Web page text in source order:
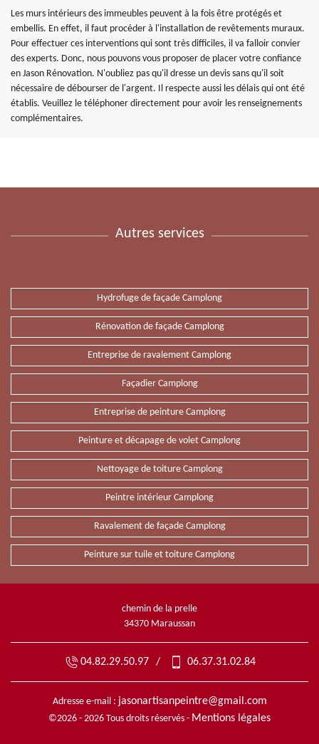
Les murs intérieurs des immeubles peuvent à la fois être protégés et
embellis. En effet, il faut procéder à l'installation de revêtements muraux.
Pour effectuer ces interventions qui sont très difficiles, il va falloir convier
des experts. Donc, nous pouvons vous proposer de placer votre confiance
en Jason Rénovation. N'oubliez pas qu'il dresse un devis sans qu'il soit
nécessaire de débourser de l'argent. Il respecte aussi les délais qui ont été
établis. Veuillez le téléphoner directement pour avoir les renseignements
complémentaires.
Autres services
Hydrofuge de façade Camplong
Rénovation de façade Camplong
Entreprise de ravalement Camplong
Façadier Camplong
Entreprise de peinture Camplong
Peinture et décapage de volet Camplong
Nettoyage de toiture Camplong
Peintre intérieur Camplong
Ravalement de façade Camplong
Peinture sur tuile et toiture Camplong
chemin de la prelle
34370 Maraussan
04.82.29.50.97 / 06.37.31.02.84
Adresse e-mail : jasonartisanpeintre@gmail.com
©2026 - 2026 Tous droits réservés - Mentions légales